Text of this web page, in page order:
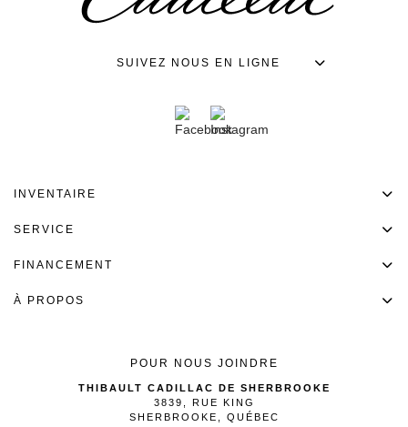
SUIVEZ NOUS EN LIGNE
POUR NOUS JOINDRE
THIBAULT CADILLAC DE SHERBROOKE
3839, RUE KING
SHERBROOKE
QUÉBEC
INVENTAIRE
SERVICE
FINANCEMENT
À PROPOS